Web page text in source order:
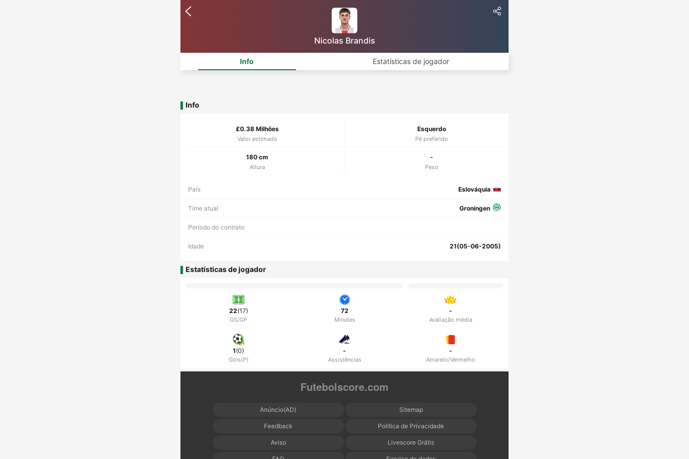
Nicolas Brandis
Info Estatísticas de jogador
Info
£0.38 Milhões
Valor estimado
Esquerdo
Pé preferido
180 cm
Altura
-
Peso
País Eslováquia
Time atual Groningen
Período do contrato
Idade 21(05-06-2005)
Estatísticas de jogador
22(17)
GS/GP
72
Minutes
-
Avaliação média
1(0)
Gols(P)
-
Assistências
-
Amarelo/Vermelho
Futebolscore.com
Anúncio(AD) Sitemap
Feedback Política de Privacidade
Aviso Livescore Grátis